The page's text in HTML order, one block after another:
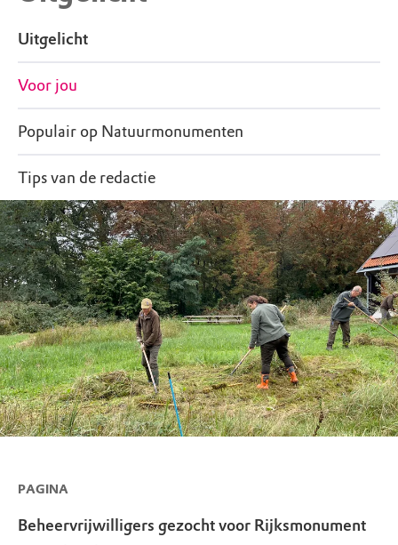
Uitgelicht
Voor jou
Populair op Natuurmonumenten
Tips van de redactie
PAGINA
Beheervrijwilligers gezocht voor Rijksmonument